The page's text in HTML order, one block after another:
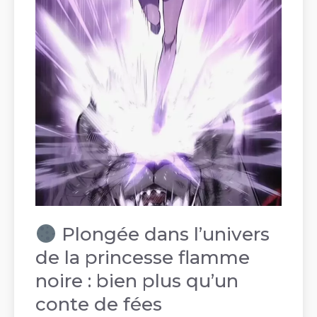
Plongée dans l’univers
de la princesse flamme
noire : bien plus qu’un
conte de fées